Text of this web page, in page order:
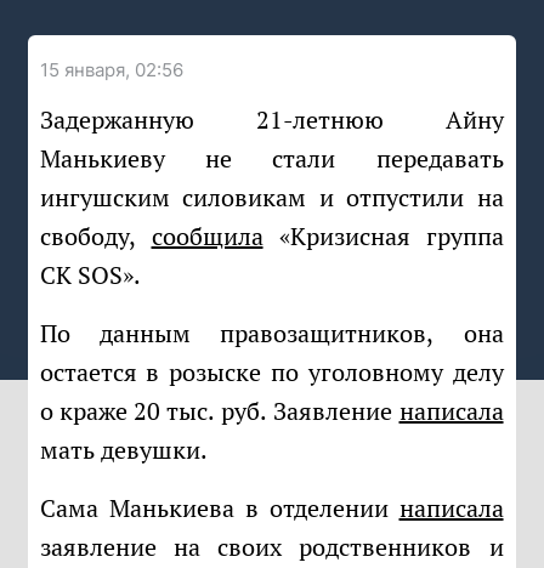
15 января, 02:56
Задержанную 21-летнюю Айну
Манькиеву не стали передавать
ингушским силовикам и отпустили на
свободу, сообщила«Кризисная группа
СК SOS».
По данным правозащитников, она
остается в розыске по уголовному делу
о краже 20 тыс. руб. Заявление написала
мать девушки.
Сама Манькиева в отделении написала
заявление на своих родственников и